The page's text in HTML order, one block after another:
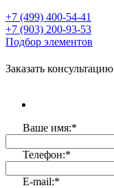
+7 (499) 400-54-41
+7 (903) 200-93-53
Подбор элементов
Заказать консультацию
Ваше имя:*
Телефон:*
E-mail:*